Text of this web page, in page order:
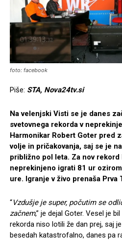
foto: facebook
Piše: STA, Nova24tv.si
Na velenjski Visti se je danes
svetovnega rekorda v
Harmonikar Robert Goter pred
volje in pričakovanja, saj se je
približno pol leta. Za nov
neprekinjeno igrati 81 ur
ure. Igranje v živo prenaša Prva
“Vzdušje je super, počutim se
začnem,” je dejal Goter. Vesel je
rekorda niso lotili že dan prej, saj
besedah katastrofalno, danes pa